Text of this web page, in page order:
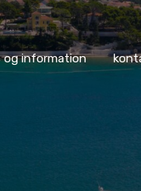
Tips og information
og information